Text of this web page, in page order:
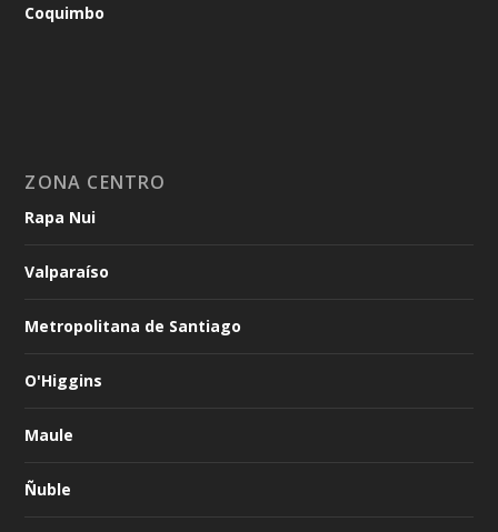
Coquimbo
ZONA CENTRO
Rapa Nui
Valparaíso
Metropolitana de Santiago
O'Higgins
Maule
Ñuble